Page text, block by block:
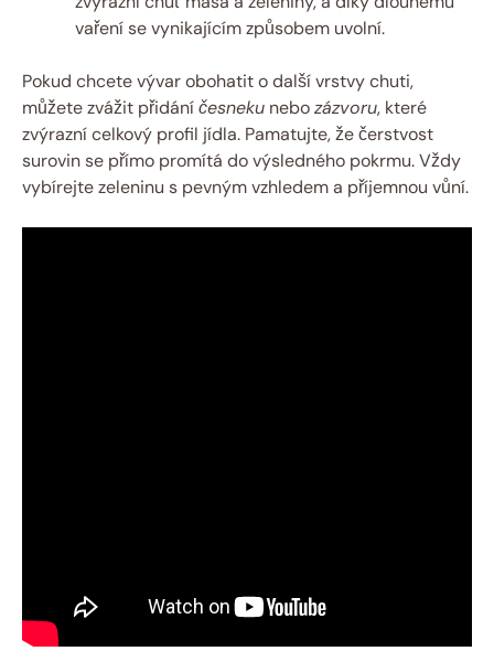
vaření se vynikajícím způsobem uvolní.
Pokud chcete vývar obohatit o další vrstvy chuti,
můžete zvážit přidáníčesneku nebozázvoru, které
zvýrazní celkový profil jídla. Pamatujte, že čerstvost
surovin se přímo promítá do výsledného pokrmu. Vždy
vybírejte zeleninu s pevným vzhledem a příjemnou vůní.